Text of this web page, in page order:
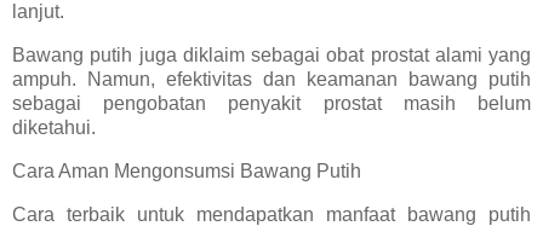
lanjut.
Bawang putih juga diklaim sebagai obat prostat alami yang
ampuh. Namun, efektivitas dan keamanan bawang putih
sebagai pengobatan penyakit prostat masih belum
diketahui.
Cara Aman Mengonsumsi Bawang Putih
Cara terbaik untuk mendapatkan manfaat bawang putih